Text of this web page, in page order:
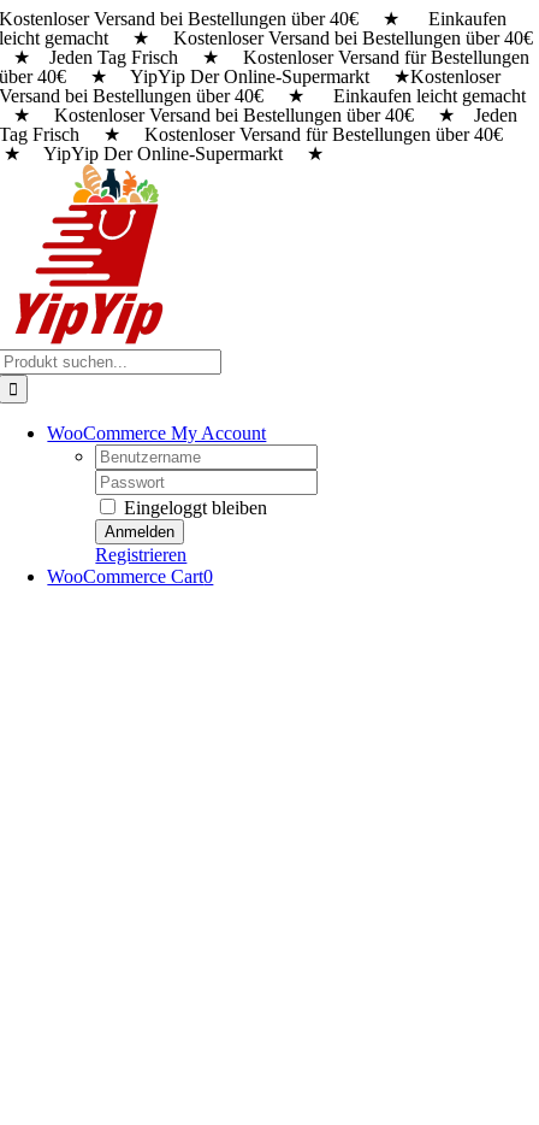
Zum
Inhalt
springen
Kostenloser Versand bei Bestellungen über 40€ ★ Einkaufen
leicht gemacht ★ Kostenloser Versand bei Bestellungen über 40€
★ Jeden Tag Frisch ★ Kostenloser Versand für Bestellungen
über 40€ ★ YipYip Der Online-Supermarkt ★Kostenloser
Versand bei Bestellungen über 40€ ★ Einkaufen leicht gemacht
★ Kostenloser Versand bei Bestellungen über 40€ ★ Jeden
Tag Frisch ★ Kostenloser Versand für Bestellungen über 40€
★ YipYip Der Online-Supermarkt ★
WooCommerce My Account
Username:
Password:
Eingeloggt bleiben
Registrieren
WooCommerce Cart0